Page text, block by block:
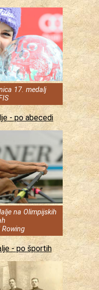
17. medalj
- po abecedi
na Olimpijskih
Rowing
- po športih